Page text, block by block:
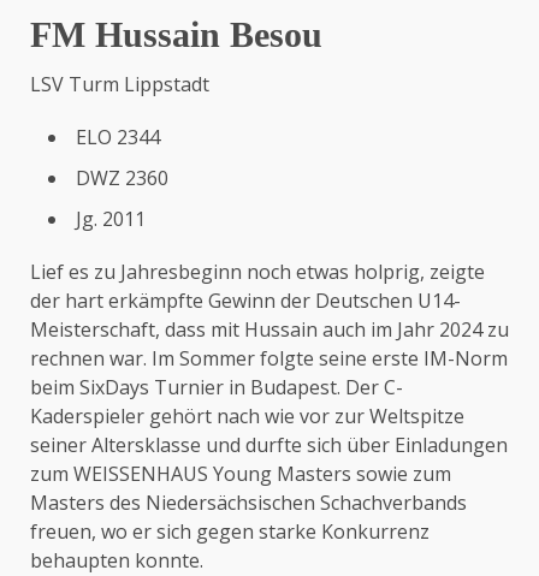
FM Hussain Besou
LSV Turm Lippstadt
ELO 2344
DWZ 2360
Jg. 2011
Lief es zu Jahresbeginn noch etwas holprig, zeigte
der hart erkämpfte Gewinn der Deutschen U14-
Meisterschaft, dass mit Hussain auch im Jahr 2024 zu
rechnen war. Im Sommer folgte seine erste IM-Norm
beim SixDays Turnier in Budapest. Der C-
Kaderspieler gehört nach wie vor zur Weltspitze
seiner Altersklasse und durfte sich über Einladungen
zum WEISSENHAUS Young Masters sowie zum
Masters des Niedersächsischen Schachverbands
freuen, wo er sich gegen starke Konkurrenz
behaupten konnte.